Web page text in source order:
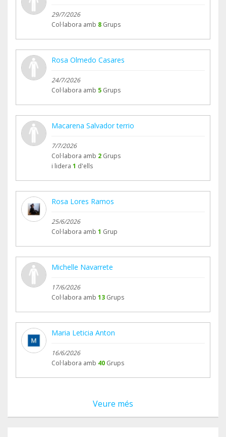
29/7/2026
Col·labora amb 8 Grups
Rosa Olmedo Casares
24/7/2026
Col·labora amb 5 Grups
Macarena Salvador terrio
7/7/2026
Col·labora amb 2 Grups
i lidera 1 d'ells
Rosa Lores Ramos
25/6/2026
Col·labora amb 1 Grup
Michelle Navarrete
17/6/2026
Col·labora amb 13 Grups
Maria Leticia Anton
16/6/2026
Col·labora amb 40 Grups
Veure més